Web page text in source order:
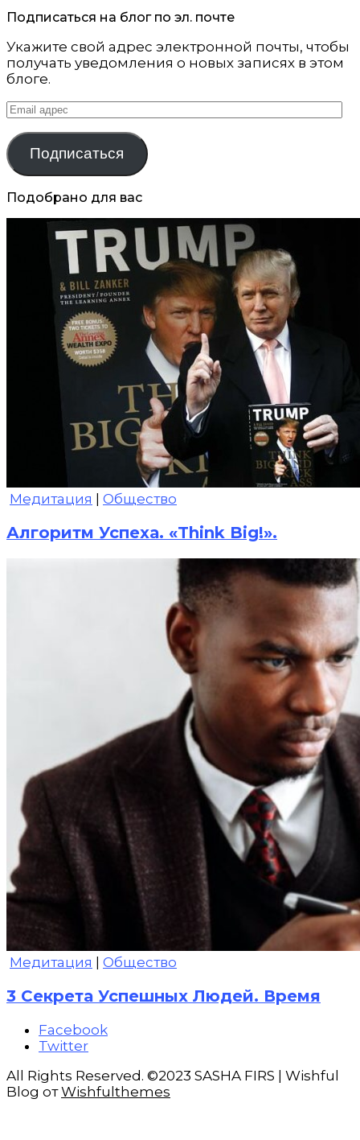
Подписаться на блог по эл. почте
Укажите свой адрес электронной почты, чтобы
получать уведомления о новых записях в этом
блоге.
Email
адрес
Подписаться
Подобрано для вас
Медитация Общество
Алгоритм Успеха. «Think Big!».
Медитация | Общество
3 Секрета Успешных Людей. Время
Facebook
Twitter
All Rights Reserved. ©2023 SASHA FIRS | Wishful
Blog отWishfulthemes